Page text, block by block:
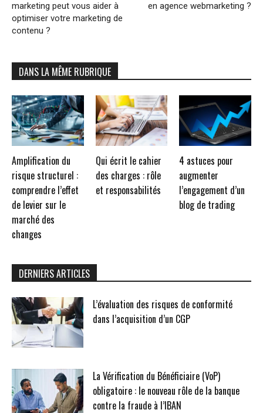
marketing peut vous aider à
optimiser votre marketing de
contenu ?
en agence webmarketing ?
DANS LA MÊME RUBRIQUE
Amplification du
risque structurel :
comprendre l’effet
de levier sur le
marché des
changes
Qui écrit le cahier
des charges : rôle
et responsabilités
4 astuces pour
augmenter
l’engagement d’un
blog de trading
DERNIERS ARTICLES
L’évaluation des risques de conformité
dans l’acquisition d’un CGP
La Vérification du Bénéficiaire (VoP)
obligatoire : le nouveau rôle de la banque
contre la fraude à l’IBAN